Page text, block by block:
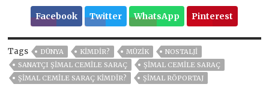
Facebook Twitter WhatsApp Pinterest
Tags DÜNYA KIMDIR? MÜZIK
NOSTALJİ
SANATÇI ŞIMAL CEMILE SARAÇ
ŞIMAL CEMILE SARAÇ
ŞIMAL CEMILE SARAÇ KIMDIR?
ŞİMAL RÖPORTAJ